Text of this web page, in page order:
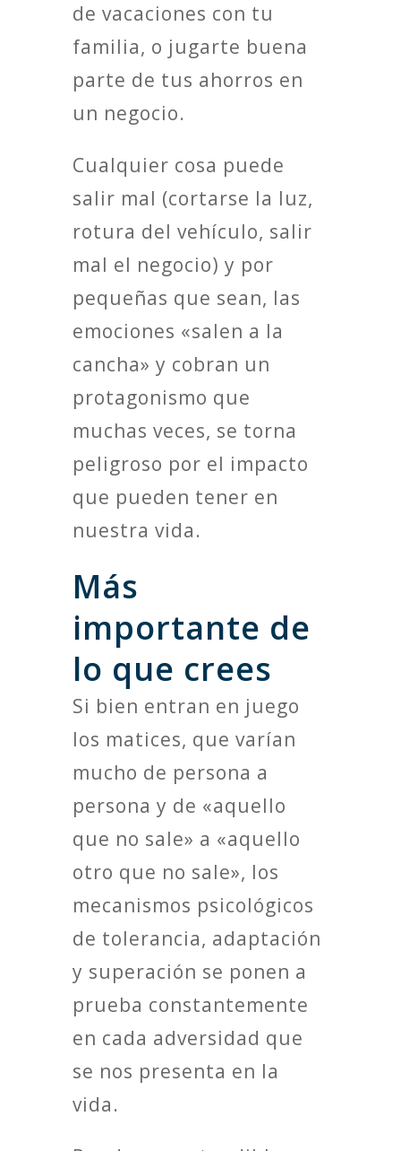
de vacaciones con tu
familia, o jugarte buena
parte de tus ahorros en
un negocio.
Cualquier cosa puede
salir mal (cortarse la luz,
rotura del vehículo, salir
mal el negocio) y por
pequeñas que sean, las
emociones «salen a la
cancha» y cobran un
protagonismo que
muchas veces, se torna
peligroso por el impacto
que pueden tener en
nuestra vida.
Más
importante de
lo que crees
Si bien entran en juego
los matices, que varían
mucho de persona a
persona y de «aquello
que no sale» a «aquello
otro que no sale», los
mecanismos psicológicos
de tolerancia, adaptación
y superación se ponen a
prueba constantemente
en cada adversidad que
se nos presenta en la
vida.